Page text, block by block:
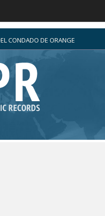
CONDADO DE ORANGE